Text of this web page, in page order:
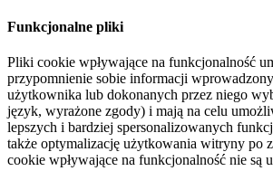
Funkcjonalne pliki
Pliki cookie wpływające na funkcjonalność
przypomnienie sobie informacji
użytkownika lub dokonanych przez niego
język, wyrażone zgody) i mają na celu
lepszych i bardziej spersonalizowanych
także optymalizację użytkowania witryny po
cookie wpływające na funkcjonalność nie są